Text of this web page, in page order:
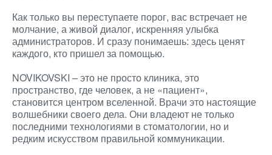
Как только вы переступаете порог, вас встречает не
молчание, а живой диалог, искренняя улыбка
администраторов. И сразу понимаешь: здесь ценят
каждого, кто пришел за помощью.
NOVIKOVSKI – это не просто клиника, это
пространство, где человек, а не «пациент»,
становится центром вселенной. Врачи это настоящие
волшебники своего дела. Они владеют не только
последними технологиями в стоматологии, но и
редким искусством правильной коммуникации.